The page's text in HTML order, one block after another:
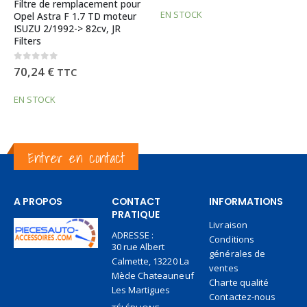
EN STOCK EN STOCK
Entrer en contact
ADRESSE :
30 rue Albert
Mède Chateauneuf
Les Martigues
TÉLÉPHONE:
+33 6 27 95 84 36
EMAIL:
contact@piecesauto-
accessoires.com
Charte qualité
Contactez-nous
Paiement en 2 fois
sans frais
Paiement sécurisé
Cinq conseils pour
payer sans soucis